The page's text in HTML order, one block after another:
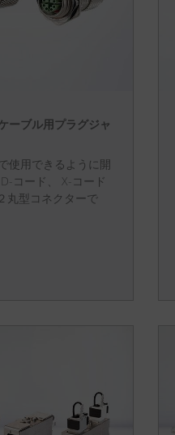
ーブル用プラグジャ
使用できるように開
コード、 X-コード
丸型コネクターで